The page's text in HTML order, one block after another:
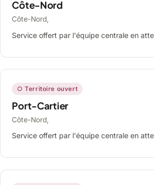
Côte-Nord
Côte-Nord,
Service offert par l'équipe centrale en
○ Territoire ouvert
Port-Cartier
Côte-Nord,
Service offert par l'équipe centrale en